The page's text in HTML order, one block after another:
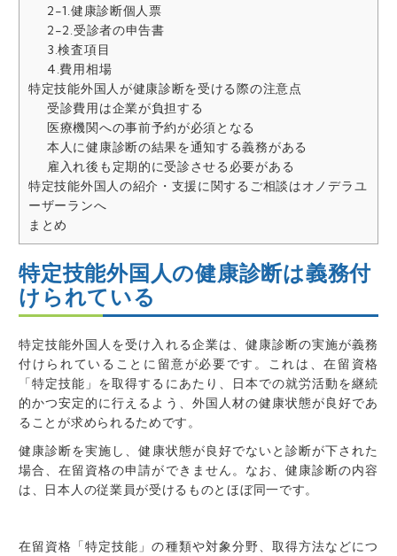
2-1.健康診断個人票
2-2.受診者の申告書
3.検査項目
4.費用相場
特定技能外国人が健康診断を受ける際の注意点
受診費用は企業が負担する
医療機関への事前予約が必須となる
本人に健康診断の結果を通知する義務がある
雇入れ後も定期的に受診させる必要がある
特定技能外国人の紹介・支援に関するご相談はオノデラユ
ーザーランへ
まとめ
特定技能外国人の健康診断は義務付
けられている
特定技能外国人を受け入れる企業は、健康診断の実施が義務
付けられている ことに留意が必要です。これは、在留資格
「特定技能」を取得するにあたり、日本での就労活動を継続
的かつ安定的に行えるよう、外国人材の健康状態が良好であ
ることが求められるためです。
健康診断を実施し、健康状態が良好でないと診断が下された
場合、在留資格の申請ができません。なお、 健康診断の内容
は、日本人の従業員が受けるものとほぼ同一です。
在留資格「特定技能」の種類や対象分野、取得方法などにつ